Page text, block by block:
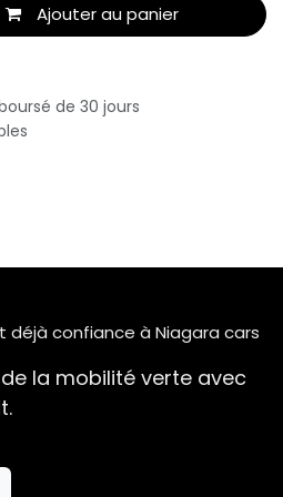
Ajouter au panier
de 30 jours
déjà confiance à Niagara cars
la mobilité verte avec